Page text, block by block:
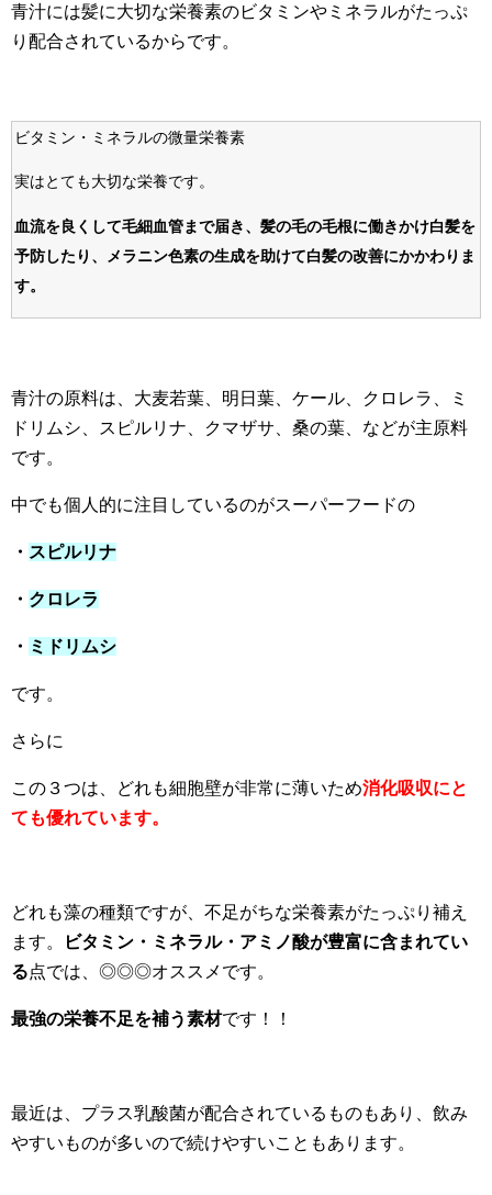
青汁には髪に大切な栄養素のビタミンやミネラルがたっぷ
り配合されているからです。
ビタミン・ミネラルの微量栄養素
実はとても大切な栄養です。
血流を良くして毛細血管まで届き、髪の毛の毛根に働きかけ白髪を
予防したり、メラニン色素の生成を助けて白髪の改善にかかわりま
す。
青汁の原料は、大麦若葉、明日葉、ケール、クロレラ、ミ
ドリムシ、スピルリナ、クマザサ、桑の葉、などが主原料
です。
中でも個人的に注目しているのがスーパーフードの
・ スピルリナ
・ クロレラ
・ ミドリムシ
です。
さらに
この３つは、どれも細胞壁が非常に薄いため消化吸収にと
ても優れています。
どれも藻の種類ですが、不足がちな栄養素がたっぷり補え
ます。
ビタミン・ミネラル・アミノ酸が豊富に含まれてい
る点では、◎◎◎オススメです。
最強の栄養不足を補う素材です！！
最近は、プラス乳酸菌が配合されているものもあり、飲み
やすいものが多いので続けやすいこともあります。